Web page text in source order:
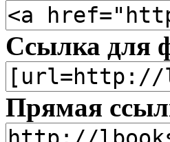
Ссылка для
Прямая